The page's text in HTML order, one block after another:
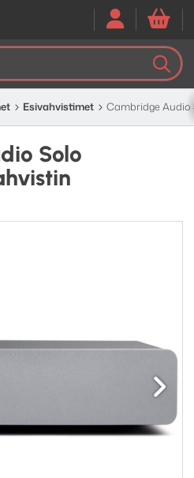
Esivahvistimet Cambridge Audio
Solo